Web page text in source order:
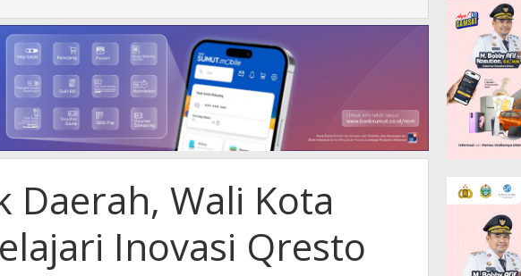
Daerah, Wali Kota
Inovasi Qresto